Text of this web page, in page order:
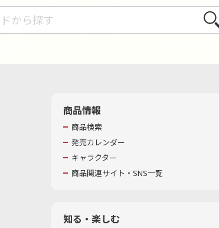
さが
商品情報
商品検索
発売カレンダー
キャラクター
商品関連サイト・SNS一覧
知る・楽しむ